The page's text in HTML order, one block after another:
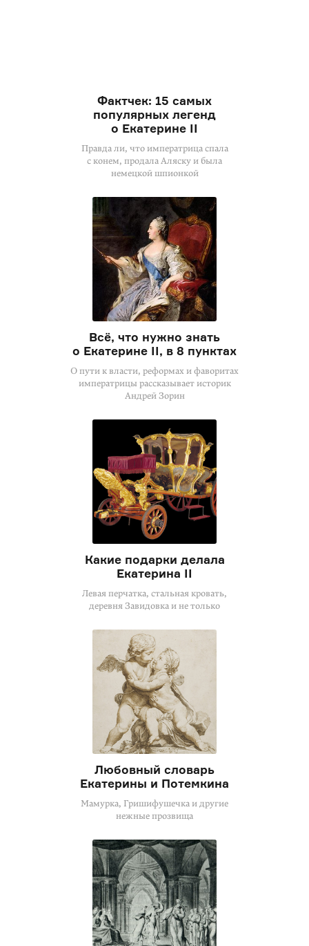
Фактчек: 15 самых
популярных легенд
о Екатерине II
Правда ли, что императрица спала
с конем, продала Аляску и была
немецкой шпионкой
Всё, что нужно знать
о Екатерине II, в 8 пунктах
О пути к власти, реформах и фаворитах
императрицы рассказывает историк
Андрей Зорин
Какие подарки делала
Екатерина II
Левая перчатка, стальная кровать,
деревня Завидовка и не только
Любовный словарь
Екатерины и Потемкина
Мамурка, Гришифушечка и другие
нежные прозвища